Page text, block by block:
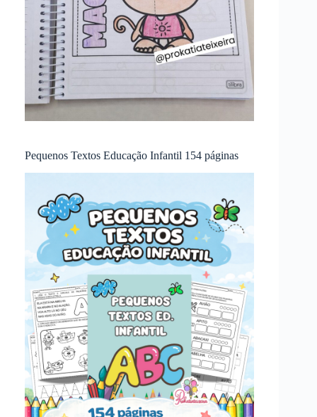
Pequenos Textos Educação Infantil 154 páginas